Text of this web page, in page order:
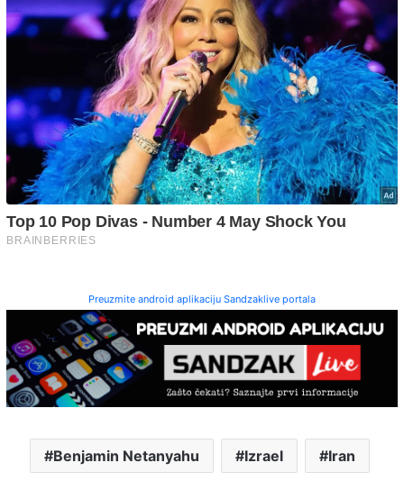
Preuzmite android aplikaciju Sandzaklive portala
Benjamin Netanyahu Izrael Iran